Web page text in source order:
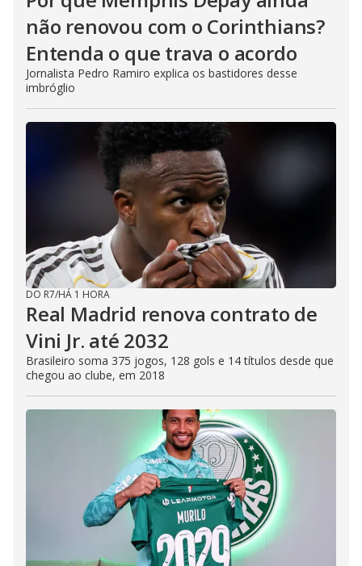
não renovou com o Corinthians?
Entenda o que trava o acordo
Jornalista Pedro Ramiro explica os bastidores desse
imbróglio
DO R7/HÁ 1 HORA
Real Madrid renova contrato de
Vini Jr. até 2032
Brasileiro soma 375 jogos, 128 gols e 14 títulos desde que
chegou ao clube, em 2018